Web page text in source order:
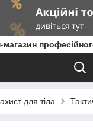
для тіла